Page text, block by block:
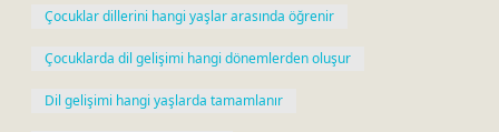
Çocuklar dillerini hangi yaşlar arasında öğrenir
Çocuklarda dil gelişimi hangi dönemlerden oluşur
Dil gelişimi hangi yaşlarda tamamlanır